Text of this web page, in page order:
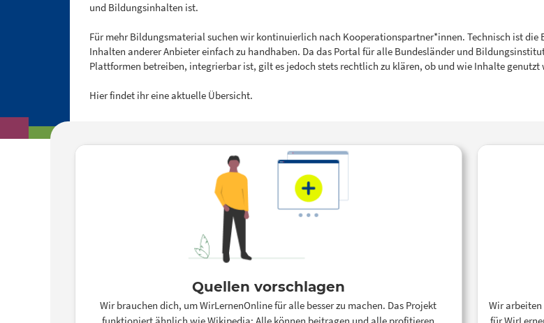
und Bildungsinhalten ist.
Für mehr Bildungsmaterial suchen wir kontinuierlich nach Kooperationspartner*innen. Technisch ist die
Inhalten anderer Anbieter einfach zu handhaben. Da das Portal für alle Bundesländer und
Plattformen betreiben, integrierbar ist, gilt es jedoch stets rechtlich zu klären, ob und wie Inhalte genutzt
Hier findet ihr eine aktuelle Übersicht.
Quellen vorschlagen
Wir brauchen dich, um WirLernenOnline für alle besser zu machen. Das Projekt
Wir